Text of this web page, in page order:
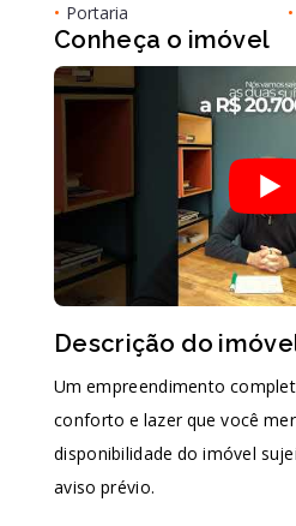
• Portaria •
Conheça o imóvel
Descrição do
Um empreendimento
conforto e lazer que você
disponibilidade do imóvel
aviso prévio.